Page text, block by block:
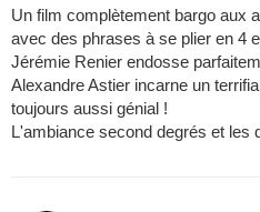
Un film complètement bargo aux
avec des phrases à se plier en 4
Jérémie Renier endosse
Alexandre Astier incarne un
toujours aussi génial !
L'ambiance second degrés et les